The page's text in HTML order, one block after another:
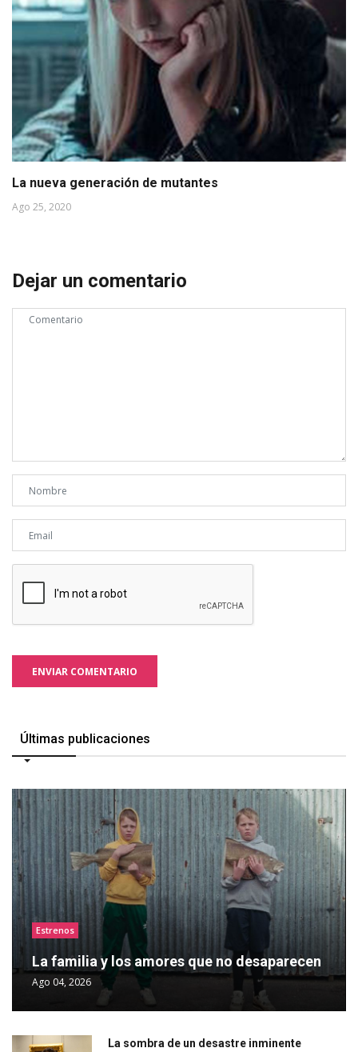
La nueva generación de mutantes
Ago 25, 2020
Dejar un comentario
ENVIAR COMENTARIO
Últimas publicaciones
Estrenos
La familia y los amores que no desaparecen
Ago 04, 2026
La sombra de un desastre inminente